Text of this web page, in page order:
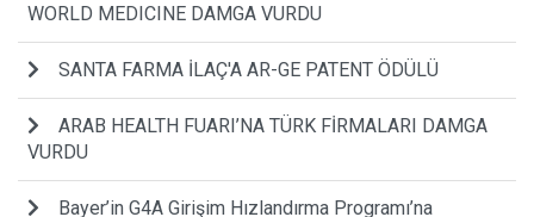
WORLD MEDICINE DAMGA VURDU
SANTA FARMA İLAÇ'A AR-GE PATENT ÖDÜLÜ
ARAB HEALTH FUARI’NA TÜRK FİRMALARI DAMGA
VURDU
Bayer’in G4A Girişim Hızlandırma Programı’na